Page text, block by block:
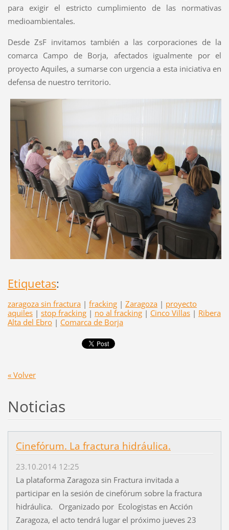
para exigir el estricto cumplimiento de las normativas
medioambientales.
Desde ZsF invitamos también a las corporaciones de la
comarca Campo de Borja, afectados igualmente por el
proyecto Aquiles, a sumarse con urgencia a esta iniciativa en
defensa de nuestro territorio.
Etiquetas:
zaragoza sin fractura | fracking | Zaragoza | proyecto
aquiles | stop fracking | no al fracking | Cinco Villas | Ribera
Alta del Ebro | Comarca de Borja
« Volver
Noticias
Cinefórum. La fractura hidráulica.
23.10.2014 12:25
La plataforma Zaragoza sin Fractura invitada a
participar en la sesión de cinefórum sobre la fractura
hidráulica. Organizado por Ecologistas en Acción
Zaragoza, el acto tendrá lugar el próximo jueves 23